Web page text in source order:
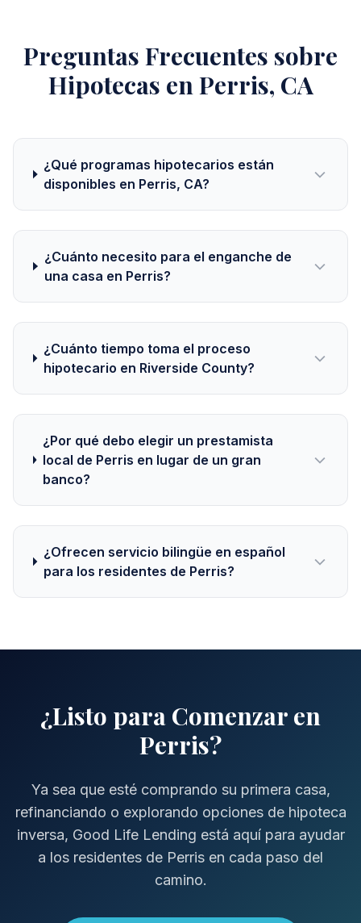
Preguntas Frecuentes sobre
Hipotecas en Perris, CA
¿Qué programas hipotecarios están
disponibles en Perris, CA?
¿Cuánto necesito para el enganche de
una casa en Perris?
¿Cuánto tiempo toma el proceso
hipotecario en Riverside County?
¿Por qué debo elegir un prestamista
local de Perris en lugar de un gran
banco?
¿Ofrecen servicio bilingüe en español
para los residentes de Perris?
¿Listo para Comenzar en
Perris?
Ya sea que esté comprando su primera casa,
refinanciando o explorando opciones de hipoteca
inversa, Good Life Lending está aquí para ayudar
a los residentes de Perris en cada paso del
camino.